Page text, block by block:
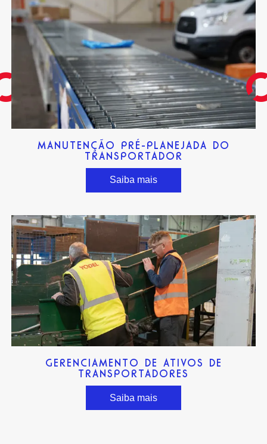
MANUTENÇÃO PRÉ-PLANEJADA DO
TRANSPORTADOR
Saiba mais
GERENCIAMENTO DE ATIVOS DE
TRANSPORTADORES
Saiba mais